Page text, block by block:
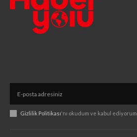
Gizlilik Politikası'nı okudum ve kabul ediyorum.